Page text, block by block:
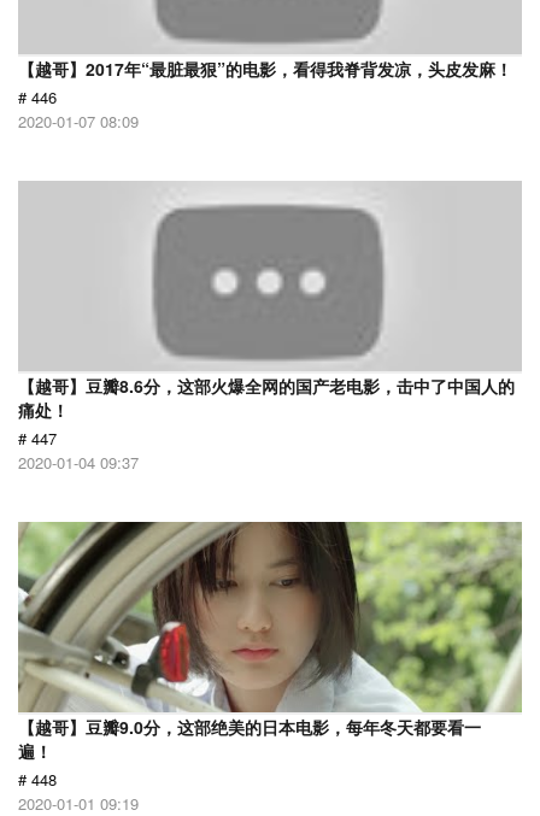
【越哥】2017年“最脏最狠”的电影，看得我脊背发凉，头皮发麻！
# 446
2020-01-07 08:09
【越哥】豆瓣8.6分，这部火爆全网的国产老电影，击中了中国人的
痛处！
# 447
2020-01-04 09:37
【越哥】豆瓣9.0分，这部绝美的日本电影，每年冬天都要看一
遍！
# 448
2020-01-01 09:19